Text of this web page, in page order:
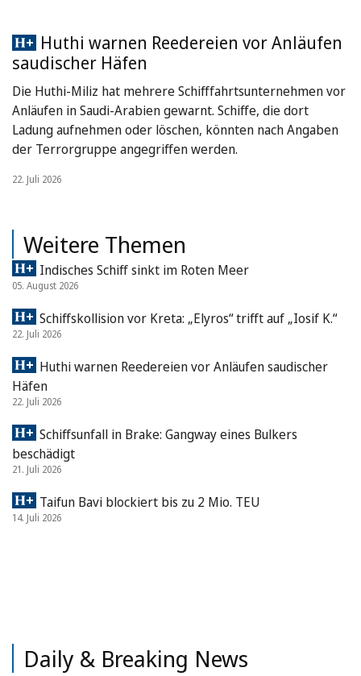
Huthi warnen Reedereien vor Anläufen
saudischer Häfen
Die Huthi-Miliz hat mehrere Schifffahrtsunternehmen vor
Anläufen in Saudi-Arabien gewarnt. Schiffe, die dort
Ladung aufnehmen oder löschen, könnten nach Angaben
der Terrorgruppe angegriffen werden.
22. Juli 2026
Weitere Themen
Indisches Schiff sinkt im Roten Meer
05. August 2026
Schiffskollision vor Kreta: „Elyros“ trifft auf „Iosif K.“
22. Juli 2026
Huthi warnen Reedereien vor Anläufen saudischer
Häfen
22. Juli 2026
Schiffsunfall in Brake: Gangway eines Bulkers
beschädigt
21. Juli 2026
Taifun Bavi blockiert bis zu 2 Mio. TEU
14. Juli 2026
Daily & Breaking News